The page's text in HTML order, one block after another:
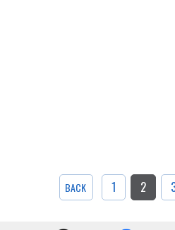
BACK 1 2